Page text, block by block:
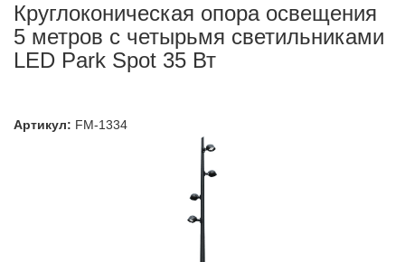
Круглоконическая опора освещения
5 метров с четырьмя светильниками
LED Park Spot 35 Вт
Артикул: FM-1334